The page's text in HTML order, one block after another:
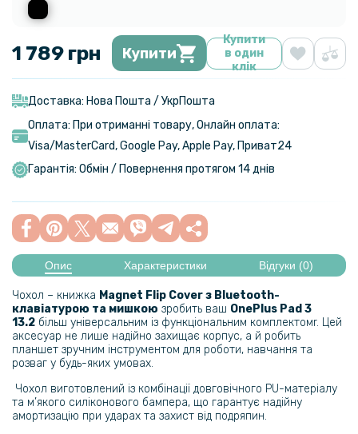
1 789 грн Купити
Купити
в один
клік
Доставка: Нова Пошта / УкрПошта
Оплата: При отриманні товару, Онлайн оплата:
Visa/MasterСard, Google Pay, Apple Pay, Приват24
Гарантія: Обмін / Повернення протягом 14 днів
Опис Характеристики Відгуки (0)
Чохол – книжка Magnet Flip Cover з Bluetooth-
клавіатурою та мишкою зробить ваш OnePlus Pad 3
13.2 більш універсальним із функціональним комплектомr. Цей
аксесуар не лише надійно захищає корпус, а й робить
планшет зручним інструментом для роботи, навчання та
розваг у будь-яких умовах.
Чохол виготовлений із комбінації довговічного PU-матеріалу
та м’якого силіконового бампера, що гарантує надійну
амортизацію при ударах та захист від подряпин.